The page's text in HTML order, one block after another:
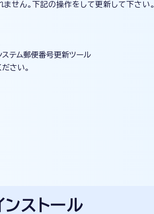
せん。下記の操作をして更新して下さい。
テム郵便番号更新ツール
さい。
ストール